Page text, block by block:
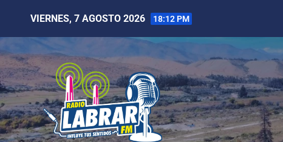
VIERNES, 7 AGOSTO 2026 18:12 PM